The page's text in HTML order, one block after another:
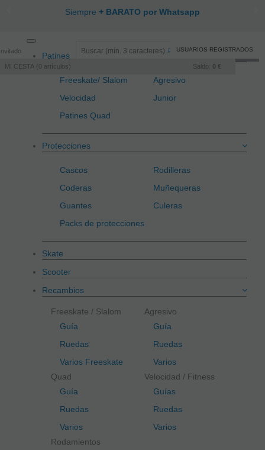
Siempre + BARATO por Whatsapp
Registro/Iniciar sesión
MI CESTA 0 artículos Saldo: 0 €
USUARIOS REGISTRADOS
navigation
Patines
Freeskate/ Slalom
Agresivo
Velocidad
Junior
Patines Quad
Protecciones
Cascos
Rodilleras
Coderas
Muñequeras
Guantes
Culeras
Packs de protecciones
Skate
Scooter
Recambios
Freeskate / Slalom
Guía
Ruedas
Varios Freeskate
Agresivo
Guía
Ruedas
Varios
Quad
Guía
Ruedas
Varios
Velocidad / Fitness
Guías
Ruedas
Varios
Rodamientos